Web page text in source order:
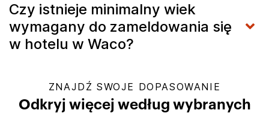
Czy istnieje minimalny wiek
wymagany do zameldowania się
w hotelu w Waco?
ZNAJDŹ SWOJE DOPASOWANIE
Odkryj więcej według wybranych